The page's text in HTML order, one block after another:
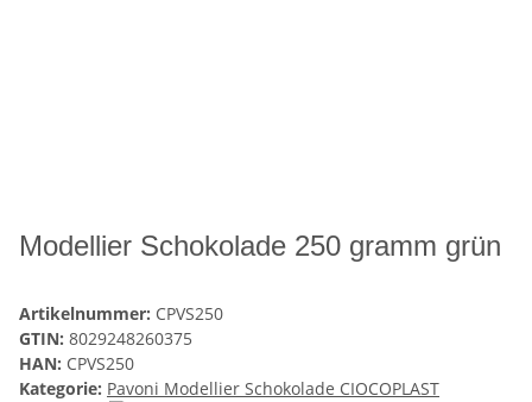
Modellier Schokolade 250 gramm grün
Artikelnummer: CPVS250
GTIN: 8029248260375
HAN: CPVS250
Kategorie: Pavoni Modellier Schokolade CIOCOPLAST